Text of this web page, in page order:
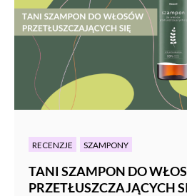
RECENZJE SZAMPONY
TANI SZAMPON DO
PRZETŁUSZCZAJĄCYCH